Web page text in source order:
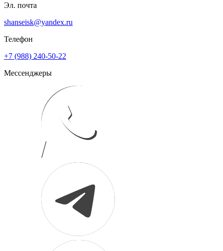
Эл. почта
shanseisk@yandex.ru
Телефон
+7 (988) 240-50-22
Мессенджеры